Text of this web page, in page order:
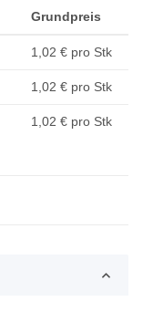
Grundpreis
1,02 € pro Stk
1,02 € pro Stk
1,02 € pro Stk